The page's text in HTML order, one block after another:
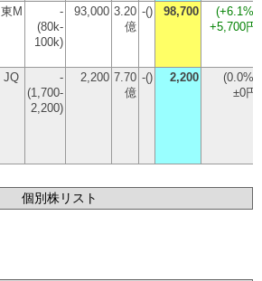
東M
-
(80k-
100k)
93,000 3.20
億
-() 98,700 (+6.1%
+5,700円
JQ
-
(1,700-
2,200)
2,200 7.70
億
-() 2,200 (0.0%
±0円
個別株リスト